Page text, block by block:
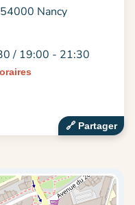
Nancy
/ 19:00 - 21:30
🔗‍️ Partager